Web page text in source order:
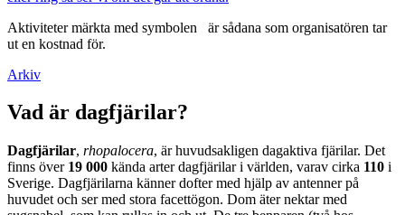
Aktiviteter märkta med symbolen
är sådana som organisatören tar
ut en kostnad för.
Arkiv
Vad är dagfjärilar?
Dagfjärilar, rhopalocera, är huvudsakligen dagaktiva fjärilar. Det
finns över 19 000 kända arter dagfjärilar i världen, varav cirka 110 i
Sverige. Dagfjärilarna känner dofter med hjälp av antenner på
huvudet och ser med stora facettögon. Dom äter nektar med